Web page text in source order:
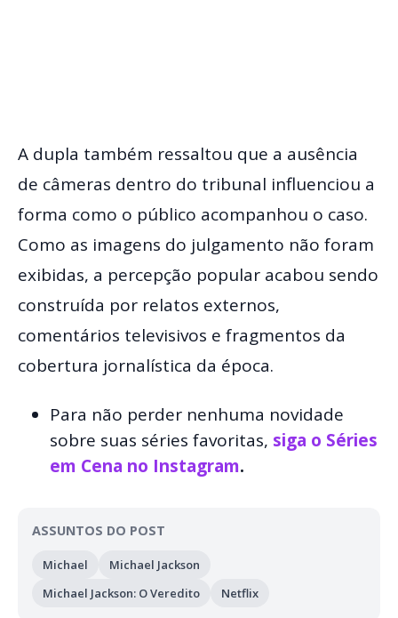
A dupla também ressaltou que a ausência
de câmeras dentro do tribunal influenciou a
forma como o público acompanhou o caso.
Como as imagens do julgamento não foram
exibidas, a percepção popular acabou sendo
construída por relatos externos,
comentários televisivos e fragmentos da
cobertura jornalística da época.
Para não perder nenhuma novidade
sobre suas séries favoritas, siga o Séries
em Cena no Instagram.
ASSUNTOS DO POST
Michael
Michael Jackson
Michael Jackson: O Veredito
Netflix